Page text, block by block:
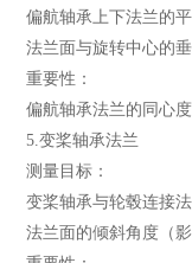
偏航轴承上下法兰的平
法兰面与旋转中心的垂
重要性：
偏航轴承法兰的同心度
5.变桨轴承法兰
测量目标：
变桨轴承与轮毂连接法
法兰面的倾斜角度（影